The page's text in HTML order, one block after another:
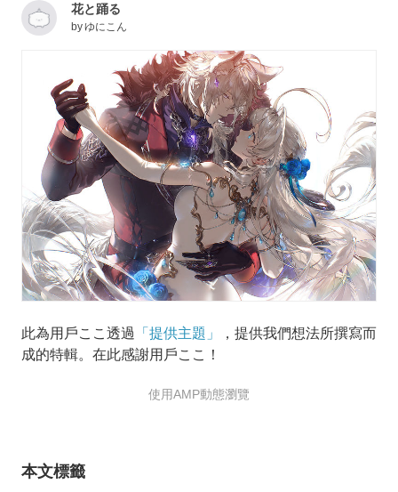
花と踊る
byゆにこん
此為用戶ここ透過 「提供主題」
，提供我們想法所撰寫而
成的特輯。在此感謝用戶ここ！
使用AMP動態瀏覽
本文標籤